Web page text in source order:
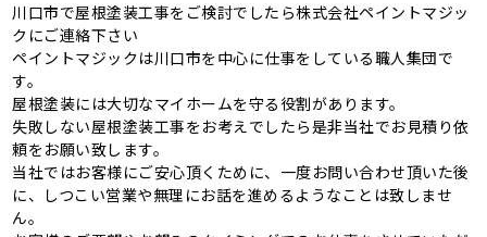
川口市で屋根塗装工事をご検討でしたら株式会社ペイントマジッ
クにご連絡下さい
ペイントマジックは川口市を中心に仕事をしている職人集団で
す。
屋根塗装には大切なマイホームを守る役割があります。
失敗しない屋根塗装工事をお考えでしたら是非当社でお見積り依
頼をお願い致します。
当社ではお客様にご安心頂くために、一度お問い合わせ頂いた後
に、しつこい営業や無理にお話を進めるようなことは致しませ
ん。